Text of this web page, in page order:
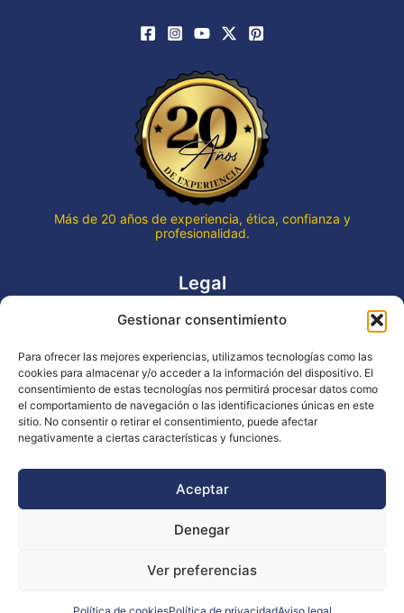
Gestionar consentimiento
Para ofrecer las mejores experiencias, utilizamos tecnologías como las
cookies para almacenar y/o acceder a la información del dispositivo. El
consentimiento de estas tecnologías nos permitirá procesar datos como
el comportamiento de navegación o las identificaciones únicas en este
sitio. No consentir o retirar el consentimiento, puede afectar
negativamente a ciertas características y funciones.
Aceptar
Denegar
Ver preferencias
Más de 20 años de experiencia, ética, confianza y
profesionalidad.
Legal
Aviso legal
Declaración de accesibilidad
Política de cookies (UE)